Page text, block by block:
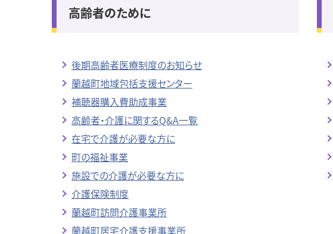
高齢者のために
後期高齢者医療制度のお知らせ
蘭越町地域包括支援センター
補聴器購入費助成事業
高齢者・介護に関するQ&A一覧
在宅で介護が必要な方に
町の福祉事業
施設での介護が必要な方に
介護保険制度
蘭越町訪問介護事業所
蘭越町居宅介護支援事業所